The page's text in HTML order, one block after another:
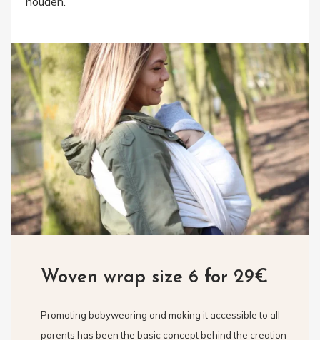
Woven wrap size 6 for 29€
Promoting babywearing and making it accessible to all
parents has been the basic concept behind the creation